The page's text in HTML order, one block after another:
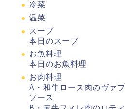
冷菜
温菜
スープ
本日のスープ
お魚料理
本日のお魚料理
お肉料理
A・和牛ロース肉のヴァ
ソース